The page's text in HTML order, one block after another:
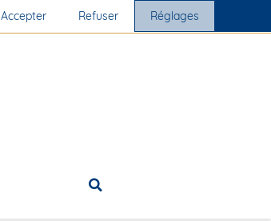
Nous rejoindre
Accepter Refuser Réglages